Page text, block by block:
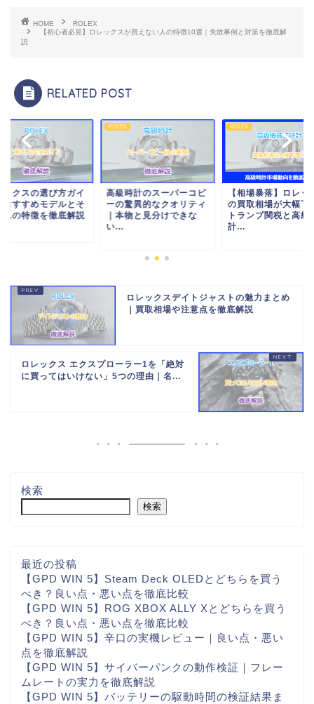
HOME
ROLEX
【初心者必見】ロレックスが買えない人の特徴10選｜失敗事例と対策を徹底解
説
RELATED POST
ックスの選び方ガイ
おすすめモデルとそ
れの特徴を徹底解説
ROLEX
高級時計のスーパーコピ
ーの驚異的なクオリティ
｜本物と見分けできな
い...
ROLEX
【相場暴落】ロレッ
の買取相場が大幅下
トランプ関税と高級
計...
ロレックスデイトジャストの魅力まとめ
｜買取相場や注意点を徹底解説
ロレックス エクスプローラー1を「絶対
に買ってはいけない」5つの理由｜名...
検索
検索
最近の投稿
【GPD WIN 5】Steam Deck OLEDとどちらを買う
べき？良い点・悪い点を徹底比較
【GPD WIN 5】ROG XBOX ALLY Xとどちらを買う
べき？良い点・悪い点を徹底比較
【GPD WIN 5】辛口の実機レビュー｜良い点・悪い
点を徹底解説
【GPD WIN 5】サイバーパンクの動作検証｜フレー
ムレートの実力を徹底解説
【GPD WIN 5】バッテリーの駆動時間の検証結果ま